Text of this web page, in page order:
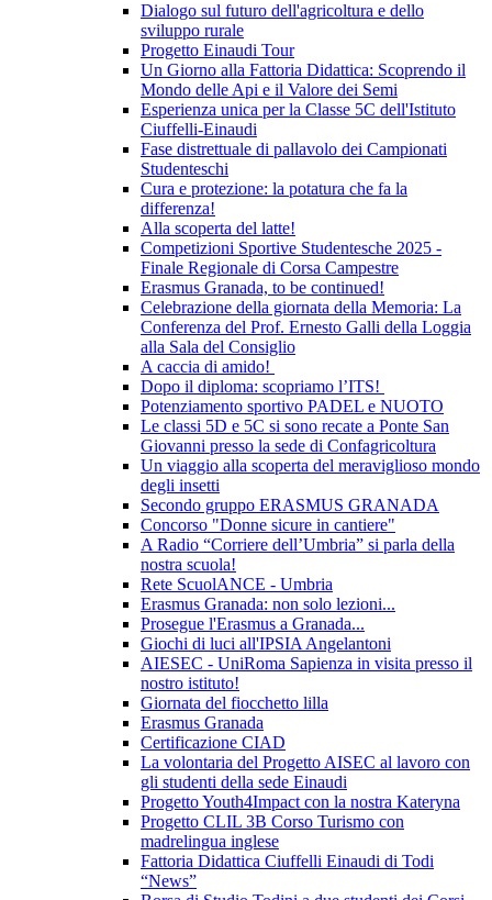
Dialogo sul futuro dell'agricoltura e dello
sviluppo rurale
Progetto Einaudi Tour
Un Giorno alla Fattoria Didattica: Scoprendo il
Mondo delle Api e il Valore dei Semi
Esperienza unica per la Classe 5C dell'Istituto
Ciuffelli-Einaudi
Fase distrettuale di pallavolo dei Campionati
Studenteschi
Cura e protezione: la potatura che fa la
differenza!
Alla scoperta del latte!
Competizioni Sportive Studentesche 2025 -
Finale Regionale di Corsa Campestre
Erasmus Granada, to be continued!
Celebrazione della giornata della Memoria: La
Conferenza del Prof. Ernesto Galli della Loggia
alla Sala del Consiglio
A caccia di amido!
Dopo il diploma: scopriamo l’ITS!
Potenziamento sportivo PADEL e NUOTO
Le classi 5D e 5C si sono recate a Ponte San
Giovanni presso la sede di Confagricoltura
Un viaggio alla scoperta del meraviglioso mondo
degli insetti
Secondo gruppo ERASMUS GRANADA
Concorso "Donne sicure in cantiere"
A Radio “Corriere dell’Umbria” si parla della
nostra scuola!
Rete ScuolANCE - Umbria
Erasmus Granada: non solo lezioni...
Prosegue l'Erasmus a Granada...
Giochi di luci all'IPSIA Angelantoni
AIESEC - UniRoma Sapienza in visita presso il
nostro istituto!
Giornata del fiocchetto lilla
Erasmus Granada
Certificazione CIAD
La volontaria del Progetto AISEC al lavoro con
gli studenti della sede Einaudi
Progetto Youth4Impact con la nostra Kateryna
Progetto CLIL 3B Corso Turismo con
madrelingua inglese
Fattoria Didattica Ciuffelli Einaudi di Todi
“News”